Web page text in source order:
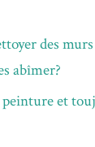
des
abîmer?
et